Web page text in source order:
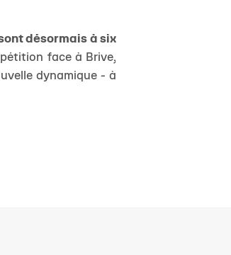
désormais à six
face à Brive,
dynamique - à